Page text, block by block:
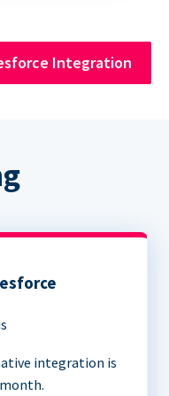
Integration
integration is